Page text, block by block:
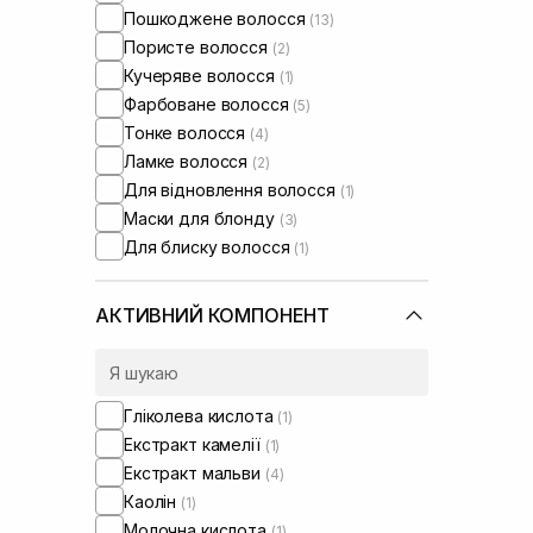
Пошкоджене волосся (13)
Пористе волосся (2)
Кучеряве волосся (1)
Фарбоване волосся (5)
Тонке волосся (4)
Ламке волосся (2)
Для відновлення волосся (1)
Маски для блонду (3)
Для блиску волосся (1)
АКТИВНИЙ КОМПОНЕНТ
Гліколева кислота (1)
Екстракт камелії (1)
Екстракт мальви (4)
Каолін (1)